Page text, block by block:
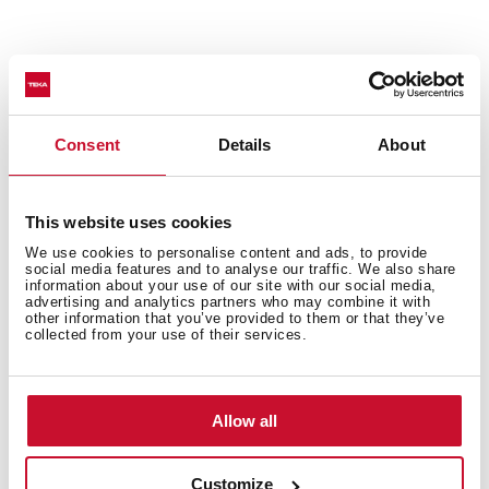
Consent Details About
This website uses cookies
We use cookies to personalise content and ads, to provide
social media features and to analyse our traffic. We also share
information about your use of our site with our social media,
advertising and analytics partners who may combine it with
other information that you’ve provided to them or that they’ve
collected from your use of their services.
Allow all
Customize
Technické údaje
Ovládání elektronickým displejem s tlačítky
Automatický spínač/vypínač výsuvem
Provedení nerez
Plochý nerezový čelní panel s protiotiskovou úpravou
Možnost demontáže čelního panelu
LED osvětlení – 2x 1,5 W
Motor EcoPower